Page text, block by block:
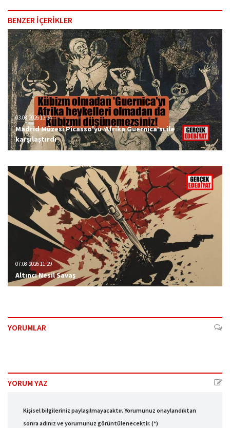
BENZER İÇERİKLER
03.08.2026 13:34
Madrid Müzesi Picasso'yu ‘Afrika Guernica’sı ile
karşılaştırdı
07.08.2026 11:29
Altıncı Nesil Savaş
YORUMLAR
YORUM YAZ
Kişisel bilgileriniz paylaşılmayacaktır. Yorumunuz onaylandıktan
sonra adınız ve yorumunuz görüntülenecektir. (*)